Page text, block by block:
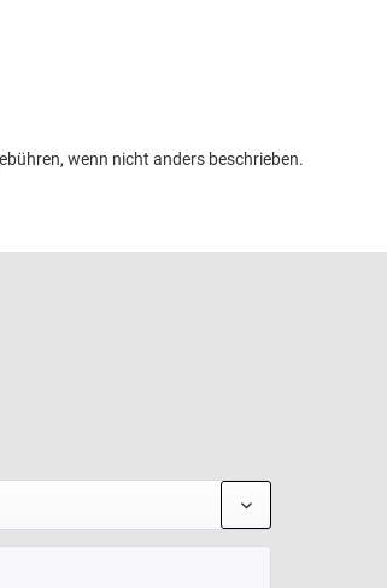
wenn nicht anders beschrieben.